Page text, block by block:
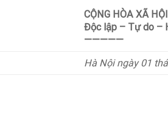
CỘNG HÒA XÃ
Độc lập – Tự do –
—————
Hà Nộingày 01 thá